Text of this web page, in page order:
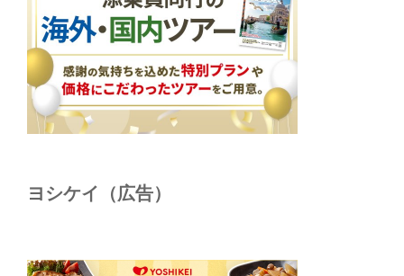
ヨシケイ（広告）